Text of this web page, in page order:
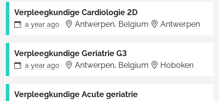
Verpleegkundige Cardiologie 2D
a year ago Antwerpen, Belgium Antwerpen
Verpleegkundige Geriatrie G3
a year ago Antwerpen, Belgium Hoboken
Verpleegkundige Acute geriatrie